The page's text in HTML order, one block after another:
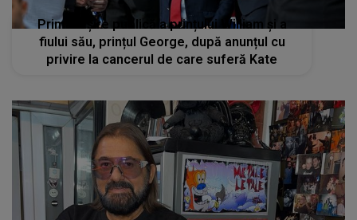
Prima ieșire publică a prințului William și a
fiului său, prințul George, după anunțul cu
privire la cancerul de care suferă Kate